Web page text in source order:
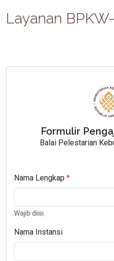
Layanan
Formulir
Balai Pelestarian
Nama Lengkap
Wajib diisi.
Nama Instansi